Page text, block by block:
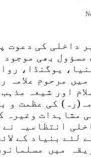
داخلی کی دعوت
بھی موجود
یوگنڈا،
مرحوم
اور شیعہ
کی عظمت
مشاہدات وغیرہ
انتظامیہ
لئے بنیاد کے
میں